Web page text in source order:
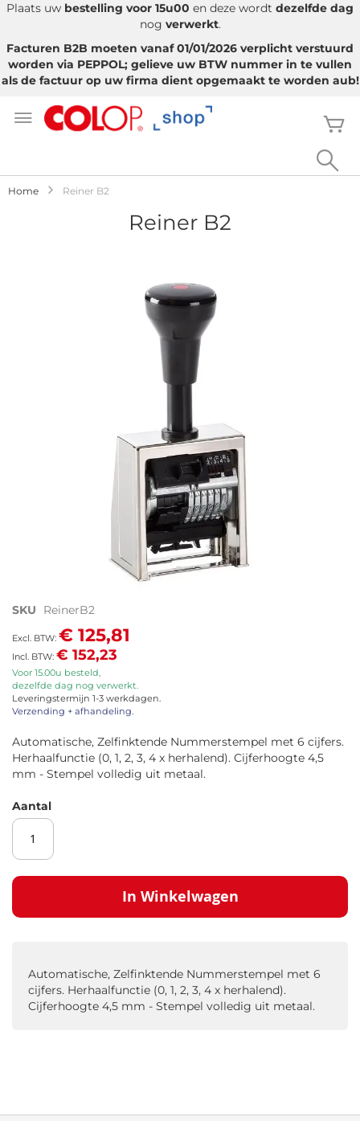
Plaats uw bestelling voor 15u00 en deze wordt dezelfde dag
nog verwerkt.
Facturen B2B moeten vanaf 01/01/2026 verplicht verstuurd
worden via PEPPOL; gelieve uw BTW nummer in te vullen
als de factuur op uw firma dient opgemaakt te worden aub!
naar
Home Reiner B2
Reiner B2
Ga
het
begin
van
de
afbeeldingen-
SKU ReinerB2
€ 152,23
€ 125,81
Voor 15.00u besteld,
dezelfde dag nog verwerkt.
Leveringstermijn 1-3 werkdagen.
Verzending + afhandeling.
Automatische, Zelfinktende Nummerstempel met 6 cijfers.
Herhaalfunctie (0, 1, 2, 3, 4 x herhalend). Cijferhoogte 4,5
mm - Stempel volledig uit metaal.
Aantal
In Winkelwagen
Automatische, Zelfinktende Nummerstempel met 6
cijfers. Herhaalfunctie (0, 1, 2, 3, 4 x herhalend).
Cijferhoogte 4,5 mm - Stempel volledig uit metaal.